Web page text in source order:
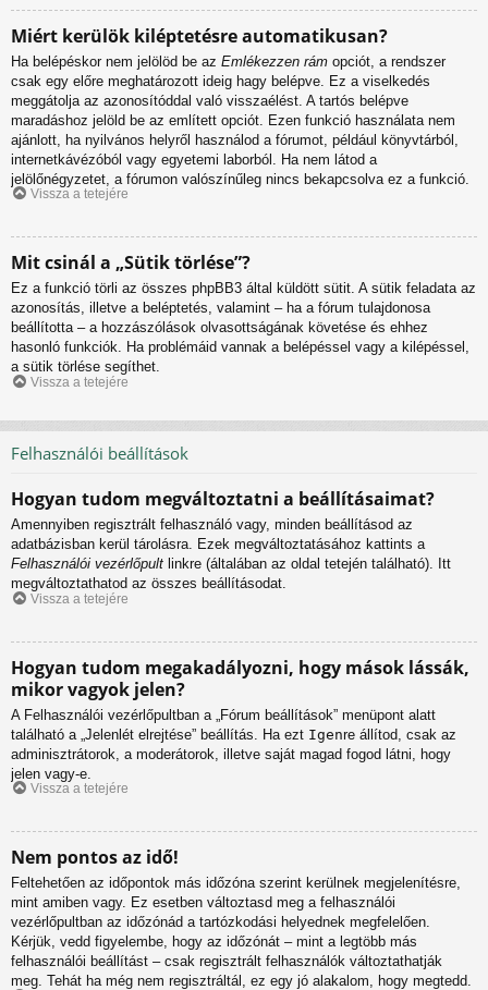
Miért kerülök kiléptetésre automatikusan?
Ha belépéskor nem jelölöd be az Emlékezzen rám opciót, a rendszer
csak egy előre meghatározott ideig hagy belépve. Ez a viselkedés
meggátolja az azonosítóddal való visszaélést. A tartós belépve
maradáshoz jelöld be az említett opciót. Ezen funkció használata nem
ajánlott, ha nyilvános helyről használod a fórumot, például könyvtárból,
internetkávézóból vagy egyetemi laborból. Ha nem látod a
jelölőnégyzetet, a fórumon valószínűleg nincs bekapcsolva ez a funkció.
Vissza a tetejére
Mit csinál a „Sütik törlése”?
Ez a funkció törli az összes phpBB3 által küldött sütit. A sütik feladata az
azonosítás, illetve a beléptetés, valamint – ha a fórum tulajdonosa
beállította – a hozzászólások olvasottságának követése és ehhez
hasonló funkciók. Ha problémáid vannak a belépéssel vagy a kilépéssel,
a sütik törlése segíthet.
Vissza a tetejére
Felhasználói beállítások
Hogyan tudom megváltoztatni a beállításaimat?
Amennyiben regisztrált felhasználó vagy, minden beállításod az
adatbázisban kerül tárolásra. Ezek megváltoztatásához kattints a
Felhasználói vezérlőpult linkre (általában az oldal tetején található). Itt
megváltoztathatod az összes beállításodat.
Vissza a tetejére
Hogyan tudom megakadályozni, hogy mások lássák,
mikor vagyok jelen?
A Felhasználói vezérlőpultban a „Fórum beállítások” menüpont alatt
található a „Jelenlét elrejtése” beállítás. Ha ezt Igenre állítod, csak az
adminisztrátorok, a moderátorok, illetve saját magad fogod látni, hogy
jelen vagy-e.
Vissza a tetejére
Nem pontos az idő!
Feltehetően az időpontok más időzóna szerint kerülnek megjelenítésre,
mint amiben vagy. Ez esetben változtasd meg a felhasználói
vezérlőpultban az időzónád a tartózkodási helyednek megfelelően.
Kérjük, vedd figyelembe, hogy az időzónát – mint a legtöbb más
felhasználói beállítást – csak regisztrált felhasználók változtathatják
meg. Tehát ha még nem regisztráltál, ez egy jó alakalom, hogy megtedd.